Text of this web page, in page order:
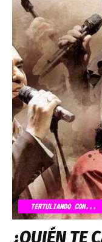
TERTULIANDO CON...
¿QUIÉN TE